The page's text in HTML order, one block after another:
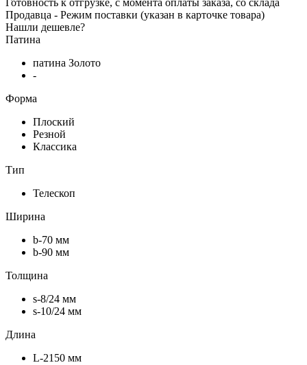
Продавца - Режим поставки (указан в карточке товара)
Нашли дешевле?
Патина
патина Золото
-
Форма
Плоский
Резной
Классика
Тип
Телескоп
Ширина
b-70 мм
b-90 мм
Толщина
s-8/24 мм
s-10/24 мм
Длина
L-2150 мм